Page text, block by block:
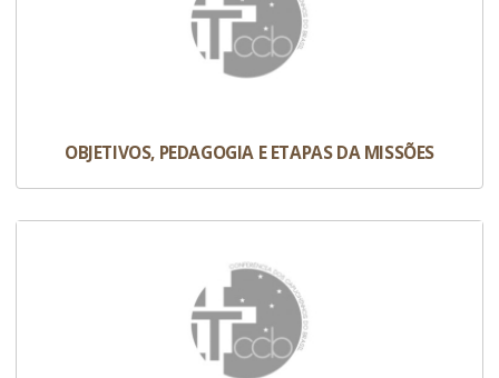
OBJETIVOS, PEDAGOGIA E ETAPAS DA MISSÕES